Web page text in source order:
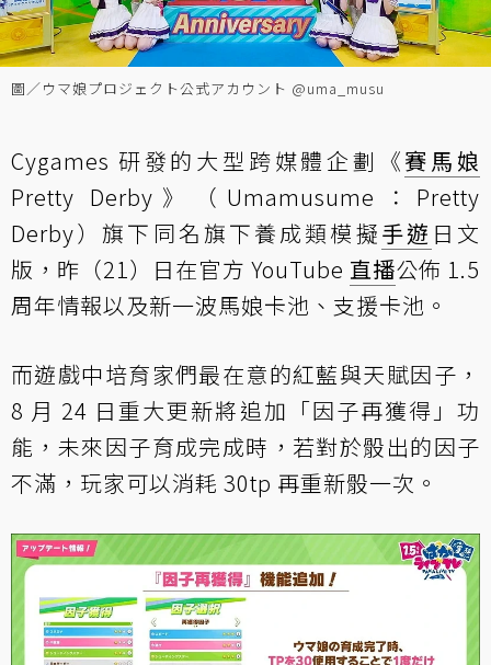
圖／ウマ娘プロジェクト公式アカウント @uma_musu
Cygames 研發的大型跨媒體企劃《賽馬娘
Pretty Derby》（Umamusume：Pretty
Derby）旗下同名旗下養成類模擬手遊 日文
版，昨（21）日在官方 YouTube 直播公佈 1.5
周年情報以及新一波馬娘卡池、支援卡池。
而遊戲中培育家們最在意的紅藍與天賦因子，
8 月 24 日重大更新將追加「因子再獲得」功
能，未來因子育成完成時，若對於骰出的因子
不滿，玩家可以消耗 30tp 再重新骰一次。